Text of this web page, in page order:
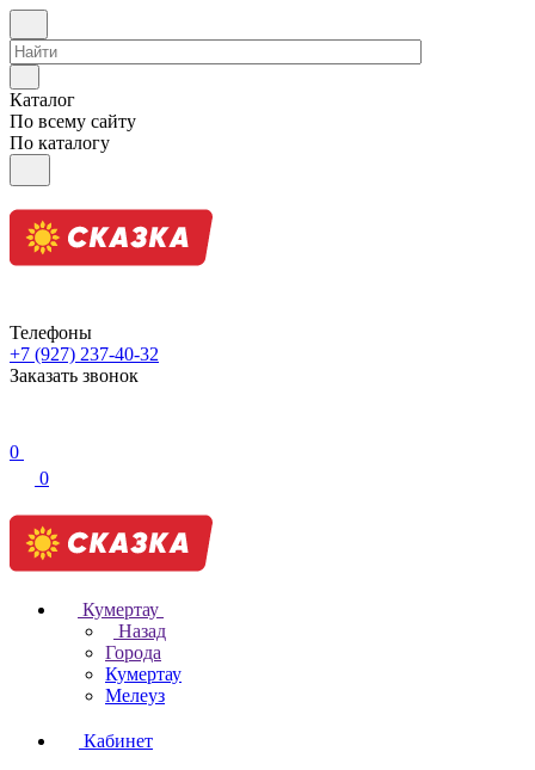
Каталог
По всему сайту
По каталогу
Телефоны
+7 (927) 237-40-32
Заказать звонок
0
0
Кумертау
Назад
Города
Кумертау
Мелеуз
Кабинет